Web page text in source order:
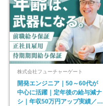
株式会社フューチャーゲート
開発エンジニア｜50～60代が
中心に活躍｜定年後の給与減ナ
シ｜年収50万円アップ実績／昇